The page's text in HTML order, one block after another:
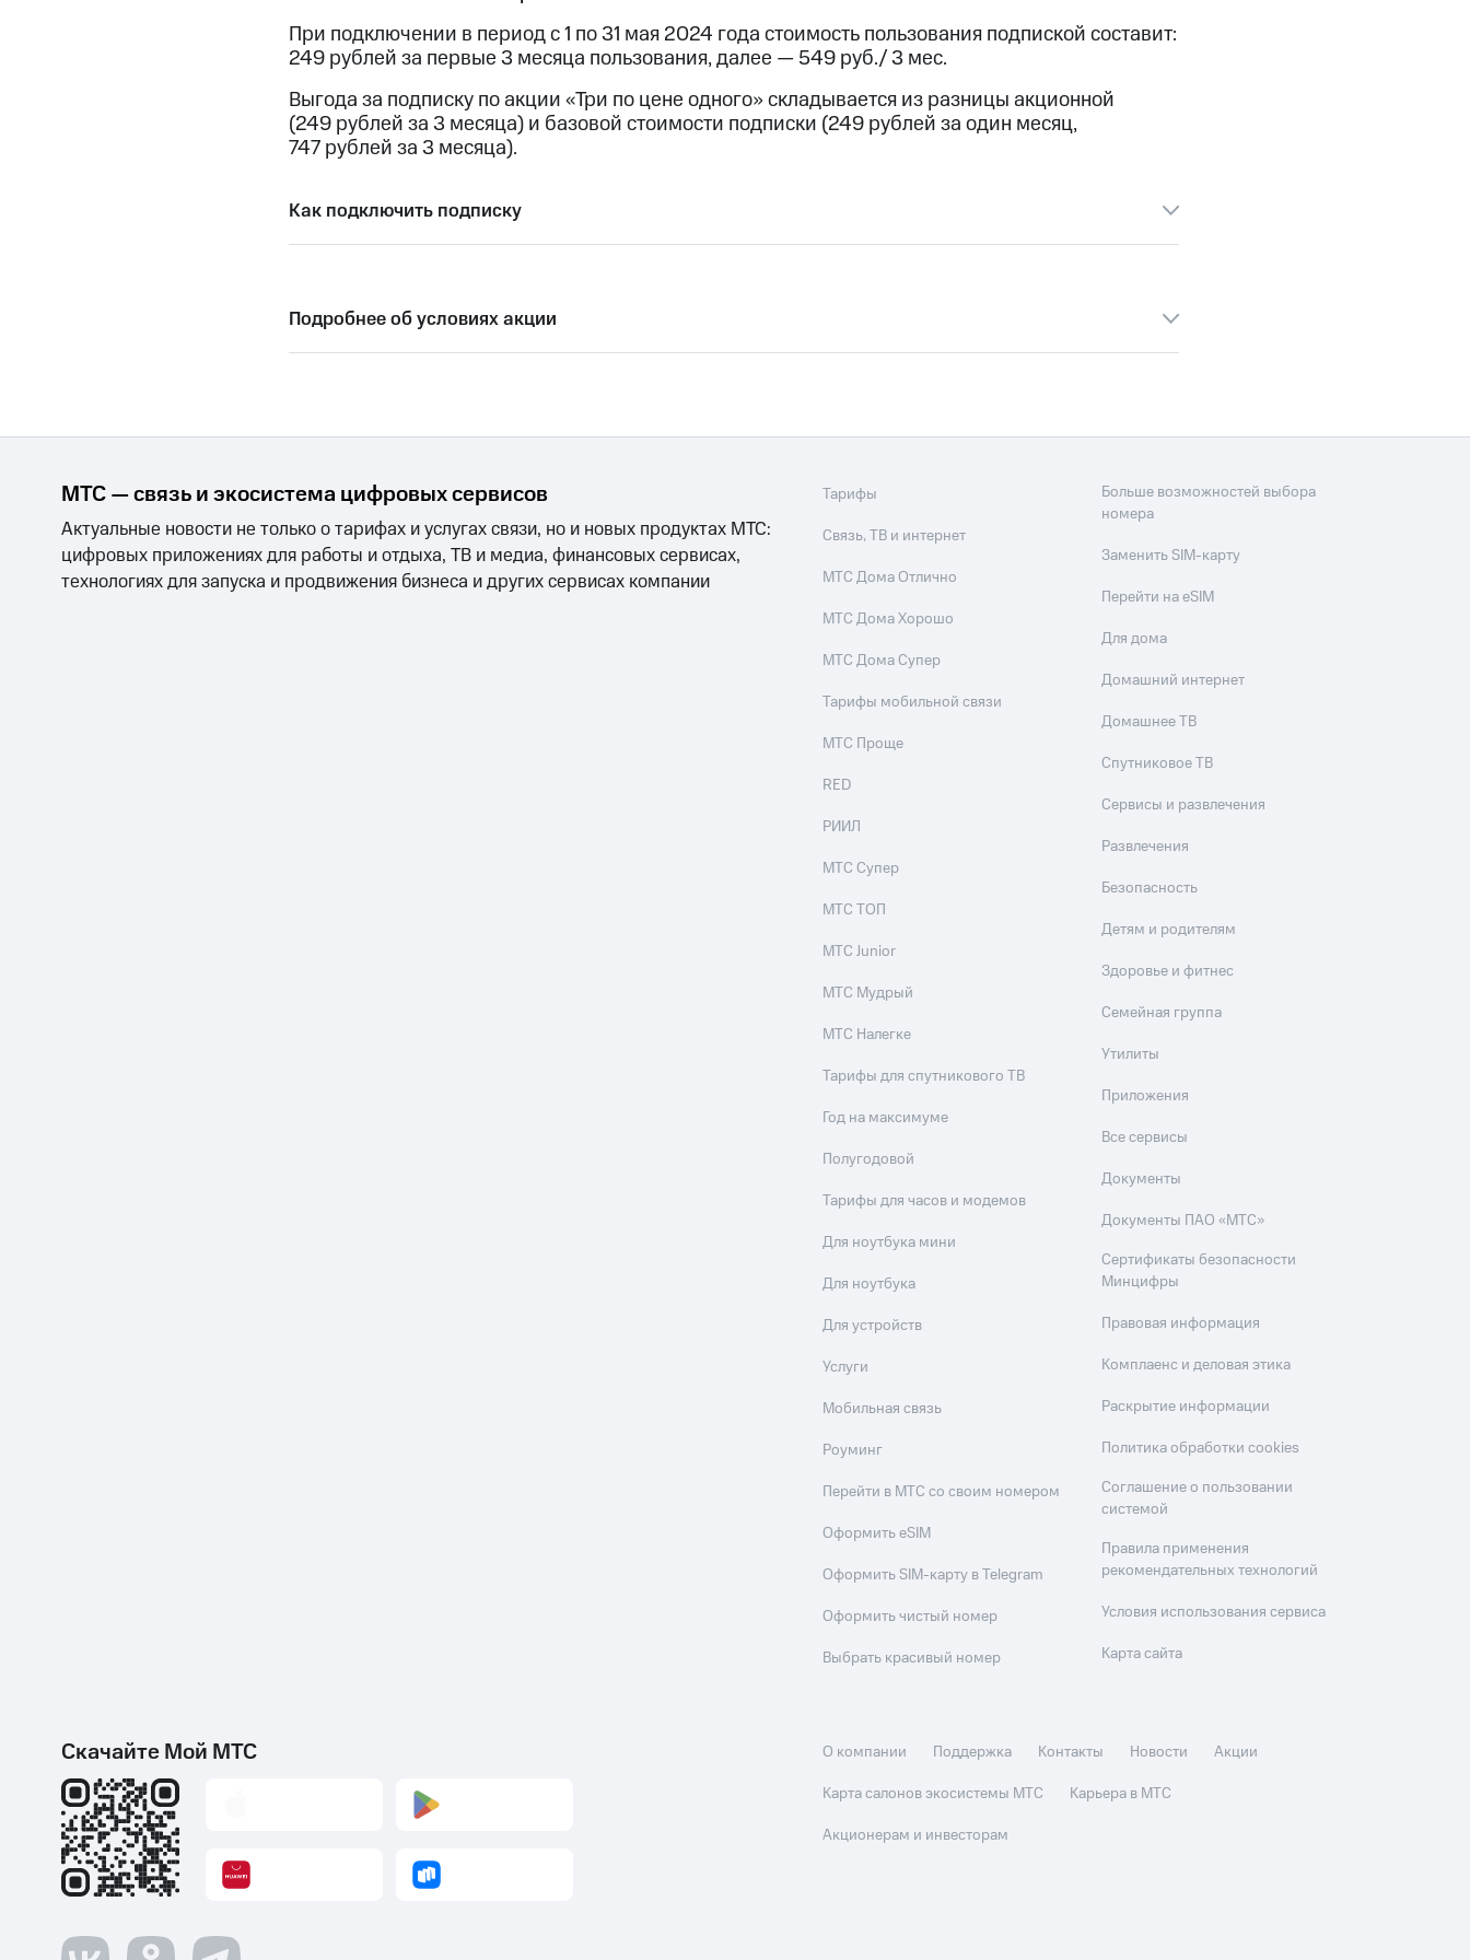
Откладывайте деньги и получайте доход 15%
Скидка 30% на связь
Обзоры товаров
при покупке со связью МТС
При подключении в период с 1 по 31 мая 2024 года стоимость пользования подпиской составит:
249 рублей за первые 3 месяца пользования, далее — 549 руб./ 3 мес.
Выгода за подписку по акции «Три по цене одного» складывается из разницы акционной
(249 рублей за 3 месяца) и базовой стоимости подписки (249 рублей за один месяц,
747 рублей за 3 месяца).
Как подключить подписку
Подробнее об условиях акции
МТС — связь и экосистема цифровых сервисов
Актуальные новости не только о тарифах и услугах связи, но и новых продуктах МТС:
цифровых приложениях для работы и отдыха, ТВ и медиа, финансовых сервисах,
технологиях для запуска и продвижения бизнеса и других сервисах компании
Тарифы
Связь, ТВ и интернет
МТС Дома Отлично
МТС Дома Хорошо
МТС Дома Супер
Тарифы мобильной связи
МТС Проще
RED
РИИЛ
МТС Супер
МТС ТОП
МТС Junior
МТС Мудрый
МТС Налегке
Тарифы для спутникового ТВ
Год на максимуме
Полугодовой
Тарифы для часов и модемов
Для ноутбука мини
Для ноутбука
Для устройств
Услуги
Мобильная связь
Роуминг
Перейти в МТС со своим номером
Оформить eSIM
Оформить SIM-карту в Telegram
Оформить чистый номер
Выбрать красивый номер
Больше возможностей выбора
номера
Заменить SIM-карту
Перейти на eSIM
Для дома
Домашний интернет
Домашнее ТВ
Спутниковое ТВ
Сервисы и развлечения
Развлечения
Безопасность
Детям и родителям
Здоровье и фитнес
Семейная группа
Утилиты
Приложения
Все сервисы
Документы
Документы ПАО «МТС»
Сертификаты безопасности
Минцифры
Правовая информация
Комплаенс и деловая этика
Раскрытие информации
Политика обработки cookies
Соглашение о пользовании
системой
Правила применения
рекомендательных технологий
Условия использования сервиса
Карта сайта
Скачайте Мой МТС О компании Поддержка Контакты Новости
Акции
Карта салонов экосистемы МТС
Карьера в МТС
Акционерам и инвесторам